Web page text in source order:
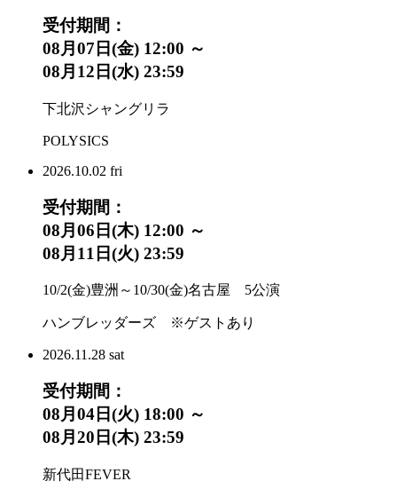
受付期間：
08月07日(金) 12:00 ～
08月12日(水) 23:59
下北沢シャングリラ
POLYSICS
2026.10.02 fri
受付期間：
08月06日(木) 12:00 ～
08月11日(火) 23:59
10/2(金)豊洲～10/30(金)名古屋 5公演
ハンブレッダーズ ※ゲストあり
2026.11.28 sat
受付期間：
08月04日(火) 18:00 ～
08月20日(木) 23:59
新代田FEVER